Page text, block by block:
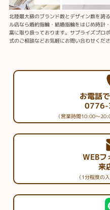
北陸最大級のブランド数とデザイン数を誇
ル店なら婚約指輪・結婚指輪をはじめ時計
富に取り扱っております。サプライズプロ
式のご相談などお気軽にお問い合わせくださ
お電話
（営業時間10:00～
WEBフ
来
（1分程度の